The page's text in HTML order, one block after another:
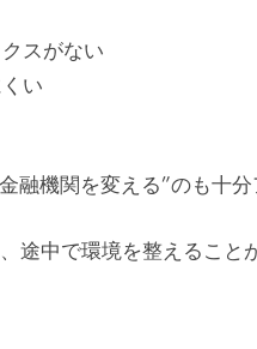
スがない
い
融機関を変える”のも十分
途中で環境を整えること